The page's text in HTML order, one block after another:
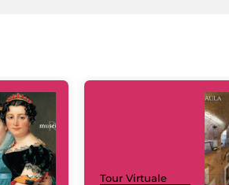
Tour Virtuale